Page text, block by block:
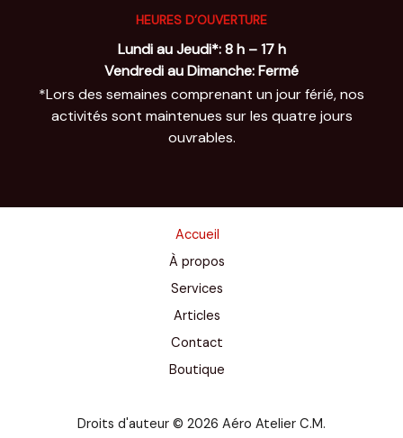
HEURES D’OUVERTURE
Lundi au Jeudi*: 8 h – 17 h
Vendredi au Dimanche: Fermé
*Lors des semaines comprenant un jour férié, nos
activités sont maintenues sur les quatre jours
ouvrables.
Accueil
À propos
Services
Articles
Contact
Boutique
Droits d'auteur © 2026 Aéro Atelier C.M.